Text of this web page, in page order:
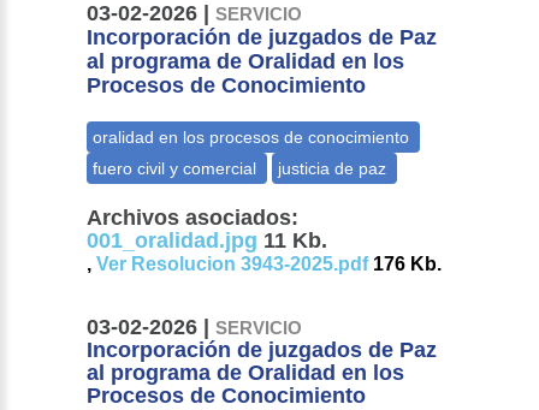
03-02-2026 |SERVICIO
Incorporación de juzgados de Paz
al programa de Oralidad en los
Procesos de Conocimiento
Archivos asociados:
001_oralidad.jpg 11 Kb.
,Ver Resolucion 3943-2025.pdf176 Kb.
03-02-2026 |SERVICIO
Incorporación de juzgados de Paz
al programa de Oralidad en los
Procesos de Conocimiento